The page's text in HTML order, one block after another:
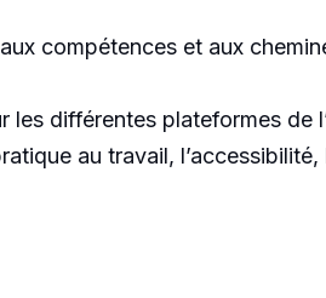
compétences et aux
différentes plateformes de
au travail,